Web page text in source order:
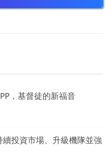
，基督徒的新福音
投資市場、升級機隊並強